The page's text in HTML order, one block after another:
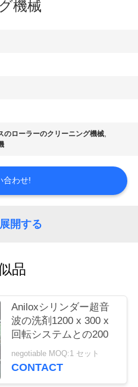
機械
のローラーのクリーニング機械,
合わせ!
開する
品
Aniloxシリンダー超音
波の洗剤1200 x 300 x
回転システムとの200
negotiable MOQ:1 セット
CONTACT